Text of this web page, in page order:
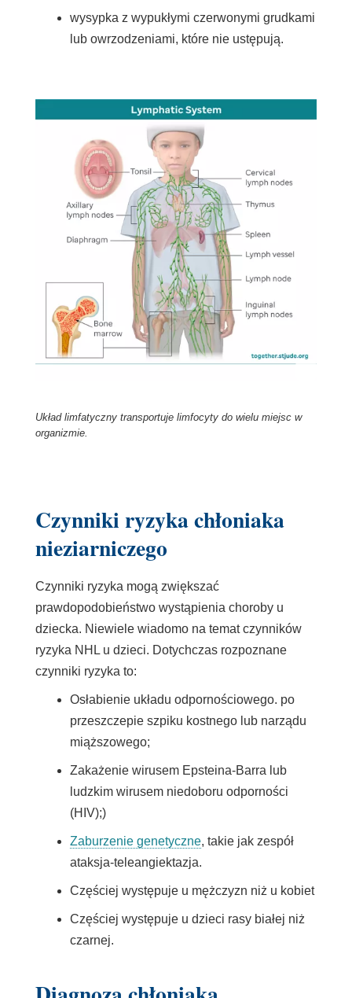
wysypka z wypukłymi czerwonymi grudkami
lub owrzodzeniami, które nie ustępują.
Układ limfatyczny transportuje limfocyty do wielu miejsc w
organizmie.
Czynniki ryzyka chłoniaka
nieziarniczego
Czynniki ryzyka mogą zwiększać
prawdopodobieństwo wystąpienia choroby u
dziecka. Niewiele wiadomo na temat czynników
ryzyka NHL u dzieci. Dotychczas rozpoznane
czynniki ryzyka to:
Osłabienie układu odpornościowego. po
przeszczepie szpiku kostnego lub narządu
miąższowego;
Zakażenie wirusem Epsteina-Barra lub
ludzkim wirusem niedoboru odporności
(HIV);)
Zaburzenie genetyczne, takie jak zespół
ataksja-teleangiektazja.
Częściej występuje u mężczyzn niż u kobiet
Częściej występuje u dzieci rasy białej niż
czarnej.